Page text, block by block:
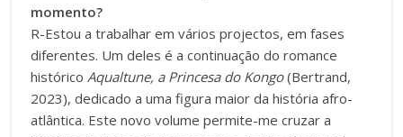
momento?
R-Estou a trabalhar em vários projectos, em fases
diferentes. Um deles é a continuação do romance
histórico Aqualtune, a Princesa do Kongo(Bertrand,
2023), dedicado a uma figura maior da história afro-
atlântica. Este novo volume permite-me cruzar a